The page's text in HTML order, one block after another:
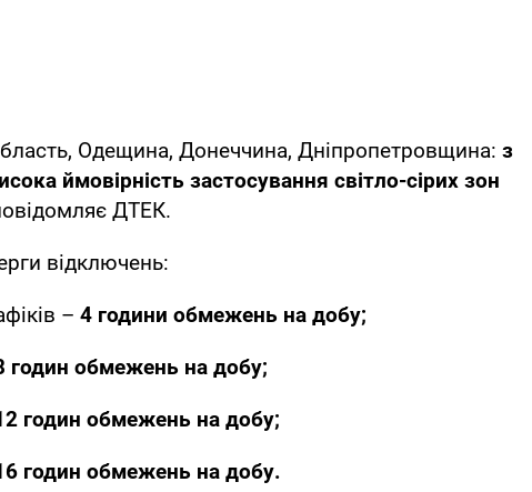
Одещина, Донеччина, Дніпропетровщина: з
ймовірність застосування світло-сірих зон
ДТЕК.
відключень:
– 4 години обмежень на добу;
годин обмежень на добу;
годин обмежень на добу;
годин обмежень на добу.